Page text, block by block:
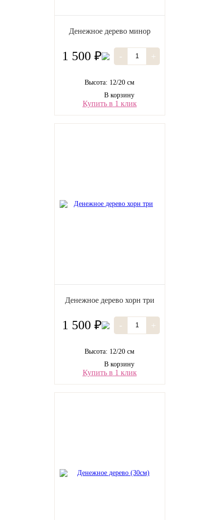
Денежное дерево минор
1 500 ₽ - +
Высота: 12/20 см
В корзину
Купить в 1 клик
Денежное дерево хорн три
1 500 ₽ - +
Высота: 12/20 см
В корзину
Купить в 1 клик